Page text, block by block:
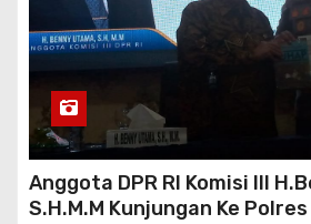
Anggota DPR RI Komisi III
S.H.M.M Kunjungan Ke